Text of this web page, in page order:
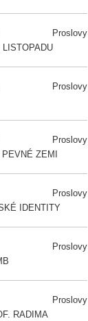
Proslovy
Proslovy
Proslovy
ZEMI
Proslovy
IDENTITY
Proslovy
Proslovy
RADIMA